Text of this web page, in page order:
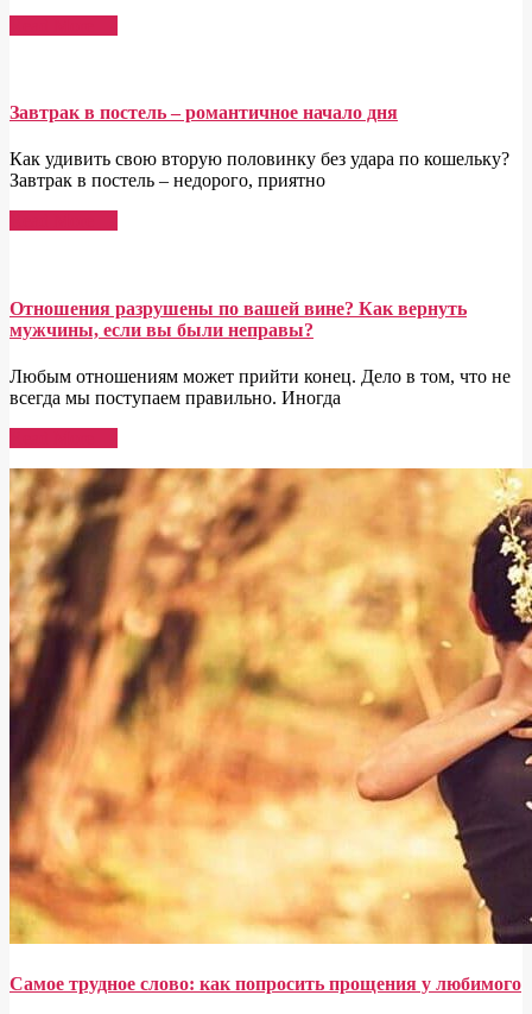
Завтрак в постель – романтичное начало дня
Как удивить свою вторую половинку без удара по кошельку?
Завтрак в постель – недорого, приятно
Отношения разрушены по вашей вине? Как вернуть
мужчины, если вы были неправы?
Любым отношениям может прийти конец. Дело в том, что не
всегда мы поступаем правильно. Иногда
Самое трудное слово: как попросить прощения у любимого